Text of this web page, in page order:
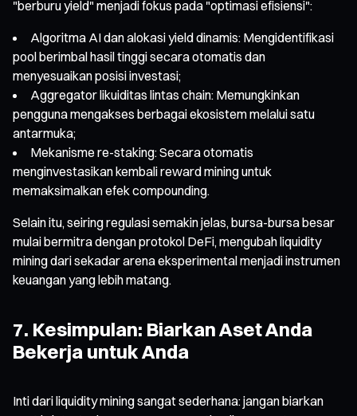
"berburu yield" menjadi fokus pada "optimasi efisiensi":
Algoritma AI dan alokasi yield dinamis: Mengidentifikasi
pool berimbal hasil tinggi secara otomatis dan
menyesuaikan posisi investasi;
Aggregator likuiditas lintas chain: Memungkinkan
pengguna mengakses berbagai ekosistem melalui satu
antarmuka;
Mekanisme re-staking: Secara otomatis
menginvestasikan kembali reward mining untuk
memaksimalkan efek compounding.
Selain itu, seiring regulasi semakin jelas, bursa-bursa besar
mulai bermitra dengan protokol DeFi, mengubah liquidity
mining dari sekadar arena eksperimental menjadi instrumen
keuangan yang lebih matang.
7. Kesimpulan: Biarkan Aset Anda
Bekerja untuk Anda
Inti dari liquidity mining sangat sederhana: jangan biarkan